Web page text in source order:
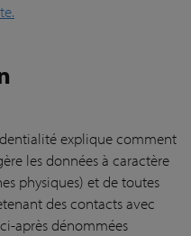
explique comment
les données à caractère
physiques) et de toutes
des contacts avec
après dénommées